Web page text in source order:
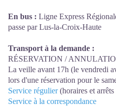
En bus : Ligne Express
passe par Lus-la-Croix-Haute
Transport à la demande :
RÉSERVATION /
La veille avant 17h (le vendredi
lors d'une réservation pour le
Service régulier(horaires et
Service à la correspondance